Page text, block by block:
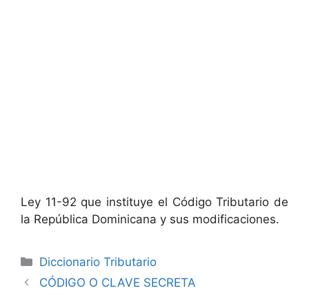
Ley 11-92 que instituye el Código Tributario de
la República Dominicana y sus modificaciones.
Categories
Diccionario Tributario
CÓDIGO O CLAVE SECRETA